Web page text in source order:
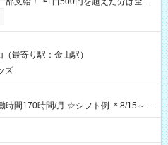
は自己負担となります ★日払い
たその日に現金GET♪ お仕事後はコン
最寄り駅：金山駅）
ズ
/月 ☆シフト例 ＊8/15～
12：00 17：00～21：00 ＊8/31
ます！ 12：00～16：00 ＊9/6～